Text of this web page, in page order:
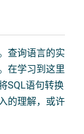
查询语言的实
在学习到这里
SQL语句转换
的理解，或许